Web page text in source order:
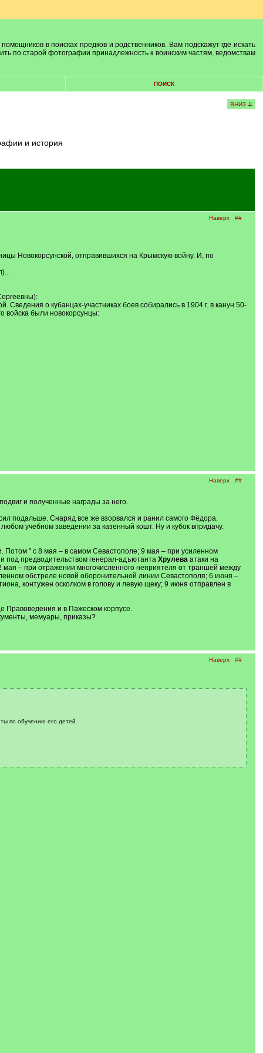
в поисках предков и родственников. Вам подскажут где искать
по старой фотографии принадлежность к воинским частям, ведомствам
ПОИСК
ВНИЗ ⇊
и история
Наверх ##
Новокорсунской, отправившихся на Крымскую войну. И, по
Сведения о кубанцах-участниках боев собирались в 1904 г. в канун 50-
войска были новокорсунцы:
Наверх ##
и полученные награды за него.
подальше. Снаряд все же взорвался и ранил самого Фёдора.
учебном заведении за казенный кошт. Ну и кубок впридачу.
Потом " с 8 мая – в самом Севастополе; 9 мая – при усиленном
под предводительством генерал-адъютанта Хрулеваатаки на
– при отражении многочисленного неприятеля от траншей между
обстреле новой оборонительной линии Севастополя; 6 июня –
контужен осколком в голову и левую щеку; 9 июня отправлен в
Правоведения и в Пажеском корпусе.
мемуары, приказы?
Наверх ##
по обучению его детей.